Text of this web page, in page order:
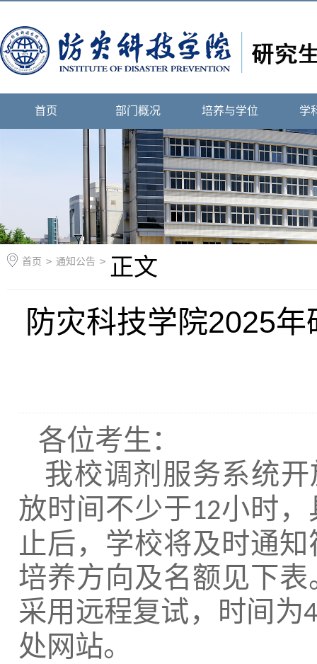
首页 部门概况 培养与学位 学
首页 > 通知公告 > 正文
防灾科技学院2025
各位考生：
我校调剂服务系统
放时间不少于12小时 ，
止后，学校将及时通
培养方向及名额见下
采用远程复试，时间为4
处网站。